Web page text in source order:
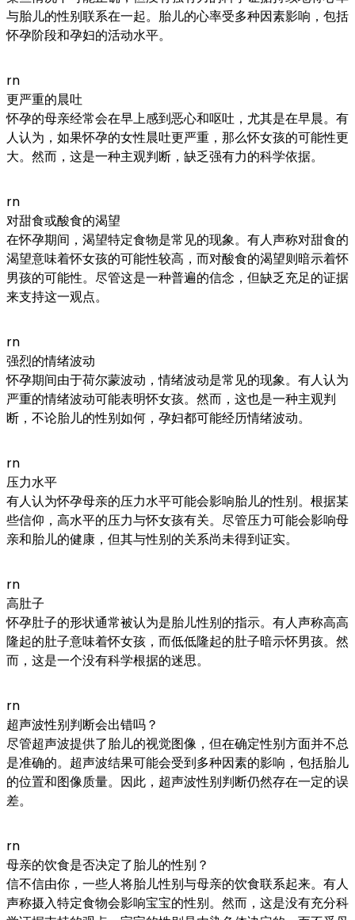
与胎儿的性别联系在一起。胎儿的心率受多种因素影响，包括
怀孕阶段和孕妇的活动水平。
rn
更严重的晨吐
怀孕的母亲经常会在早上感到恶心和呕吐，尤其是在早晨。有
人认为，如果怀孕的女性晨吐更严重，那么怀女孩的可能性更
大。然而，这是一种主观判断，缺乏强有力的科学依据。
rn
对甜食或酸食的渴望
在怀孕期间，渴望特定食物是常见的现象。有人声称对甜食的
渴望意味着怀女孩的可能性较高，而对酸食的渴望则暗示着怀
男孩的可能性。尽管这是一种普遍的信念，但缺乏充足的证据
来支持这一观点。
rn
强烈的情绪波动
怀孕期间由于荷尔蒙波动，情绪波动是常见的现象。有人认为
严重的情绪波动可能表明怀女孩。然而，这也是一种主观判
断，不论胎儿的性别如何，孕妇都可能经历情绪波动。
rn
压力水平
有人认为怀孕母亲的压力水平可能会影响胎儿的性别。根据某
些信仰，高水平的压力与怀女孩有关。尽管压力可能会影响母
亲和胎儿的健康，但其与性别的关系尚未得到证实。
rn
高肚子
怀孕肚子的形状通常被认为是胎儿性别的指示。有人声称高高
隆起的肚子意味着怀女孩，而低低隆起的肚子暗示怀男孩。然
而，这是一个没有科学根据的迷思。
rn
超声波性别判断会出错吗？
尽管超声波提供了胎儿的视觉图像，但在确定性别方面并不总
是准确的。超声波结果可能会受到多种因素的影响，包括胎儿
的位置和图像质量。因此，超声波性别判断仍然存在一定的误
差。
rn
母亲的饮食是否决定了胎儿的性别？
信不信由你，一些人将胎儿性别与母亲的饮食联系起来。有人
声称摄入特定食物会影响宝宝的性别。然而，这是没有充分科